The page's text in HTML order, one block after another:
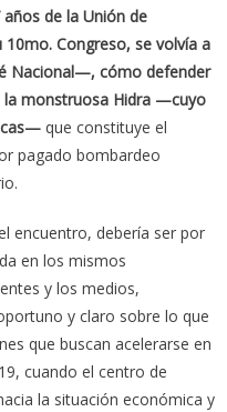
de la Unión de
Congreso, se volvía a
Nacional—, cómo defender
monstruosa Hidra —cuyo
que constituye el
pagado bombardeo
encuentro, debería ser por
en los mismos
y los medios,
y claro sobre lo que
que buscan acelerarse en
cuando el centro de
la situación económica y